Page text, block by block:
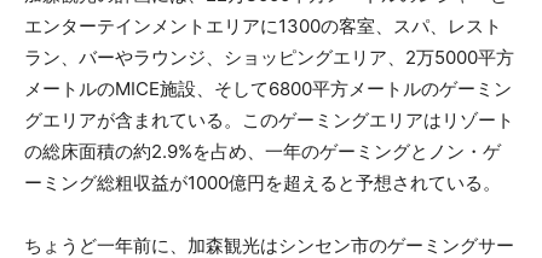
エンターテインメントエリアに1300の客室、スパ、レスト
ラン、バーやラウンジ、ショッピングエリア、2万5000平方
メートルのMICE施設、そして6800平方メートルのゲーミン
グエリアが含まれている。このゲーミングエリアはリゾート
の総床面積の約2.9%を占め、一年のゲーミングとノン・ゲ
ーミング総粗収益が1000億円を超えると予想されている。
ちょうど一年前に、加森観光はシンセン市のゲーミングサー